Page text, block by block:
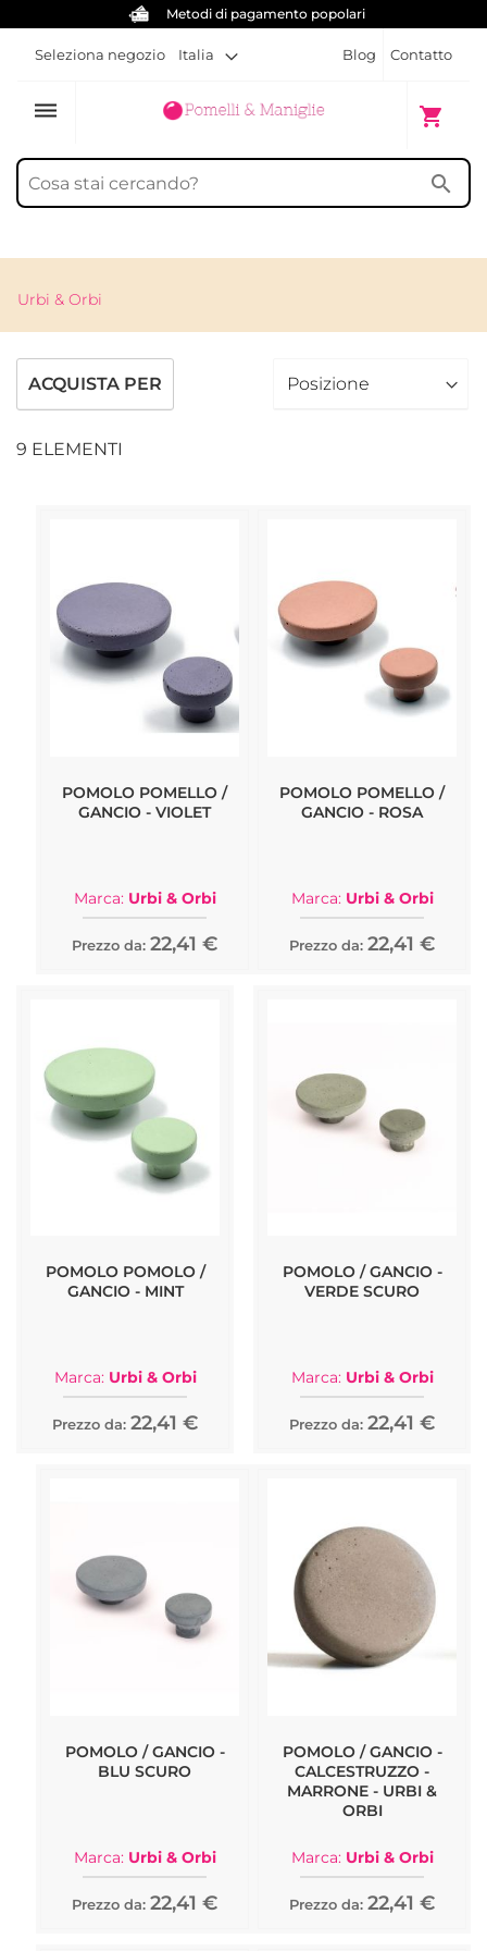
di pagamento popolari
Blog Contatto
Seleziona negozio Italia
dehaze shopping_cart
Carrello
search
Urbi & Orbi
9 ELEMENTI
POMOLO POMELLO /
GANCIO - VIOLET
Marca: Urbi & Orbi
Prezzo da: 22,41 €
POMOLO POMELLO /
GANCIO - ROSA
Marca: Urbi & Orbi
Prezzo da: 22,41 €
POMOLO POMOLO /
GANCIO - MINT
Marca: Urbi & Orbi
Prezzo da: 22,41 €
POMOLO / GANCIO -
VERDE SCURO
Marca: Urbi & Orbi
Prezzo da: 22,41 €
POMOLO / GANCIO -
BLU SCURO
Marca: Urbi & Orbi
Prezzo da: 22,41 €
POMOLO / GANCIO -
CALCESTRUZZO -
MARRONE - URBI &
ORBI
Marca: Urbi & Orbi
Prezzo da: 22,41 €
ACQUISTA PER